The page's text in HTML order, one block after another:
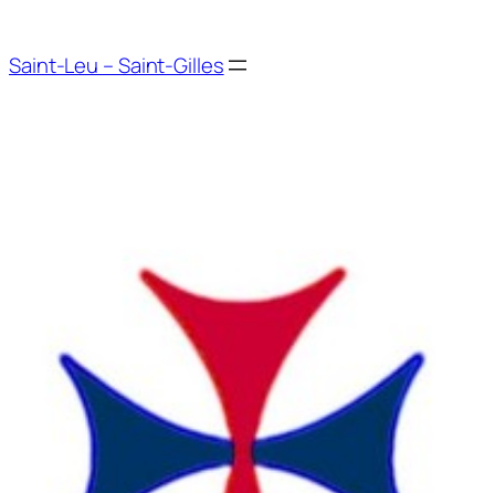
contenu
Saint-Leu – Saint-Gilles